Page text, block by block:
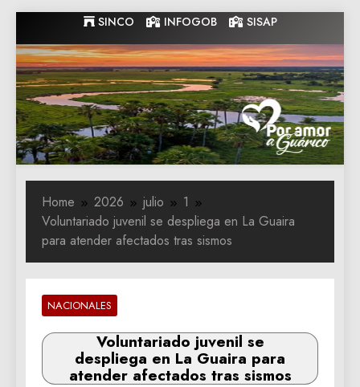
to
content
SINCO INFOGOB SISAP
Gobernacion
de Guarico
Gobernacion de Guarico
Home 2026 julio
1
Voluntariado juvenil se despliega en La Guaira
para atender afectados tras sismos
NACIONALES
Voluntariado juvenil se
despliega en La Guaira para
atender afectados tras sismos